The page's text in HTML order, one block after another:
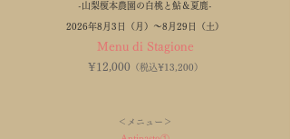
-山梨榎本農園の白桃と鮎＆夏鹿-
2026年8月3日（月）〜8月29日（土）
Menu di Stagione
¥12 ,000 （税込¥13,200 ）
＜ メニュー ＞